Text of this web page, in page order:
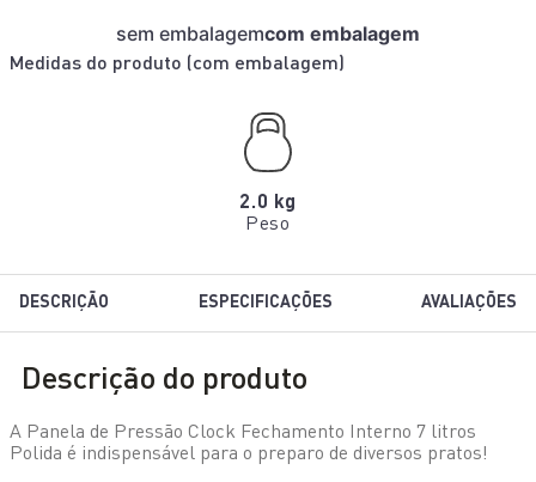
Medidas do produto (com embalagem)
sem embalagemcom embalagem
2.0 kg
Peso
DESCRIÇÃO ESPECIFICAÇÕES AVALIAÇÕES
Descrição do produto
A Panela de Pressão Clock Fechamento Interno 7 litros
Polida é indispensável para o preparo de diversos pratos!